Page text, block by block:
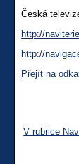
Česká
http://
http://
Přejít na
V rubrice